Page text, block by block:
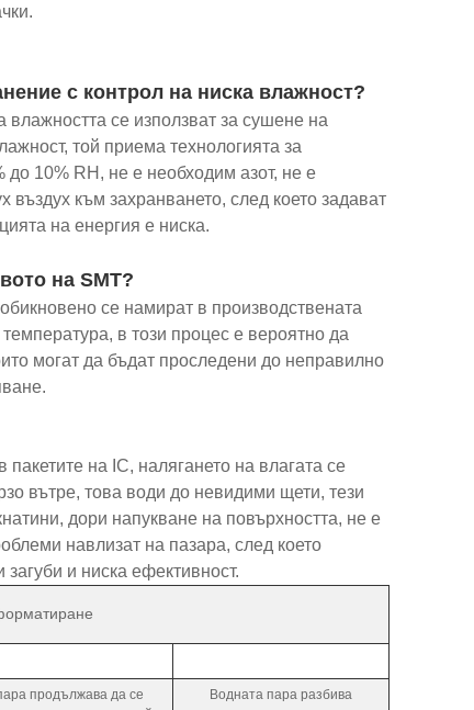
с контрол на ниска влажност?
се използват за сушене на
той приема технологията за
10% RH, не е необходим азот, не е
към захранването, след което задават
на енергия е ниска.
на SMT?
се намират в производствената
в този процес е вероятно да
могат да бъдат проследени до неправилно
на IC, налягането на влагата се
вътре, това води до невидими щети, тези
дори напукване на повърхността, не е
навлизат на пазара, след което
и ниска ефективност.
продължава да се
Водната пара разбива